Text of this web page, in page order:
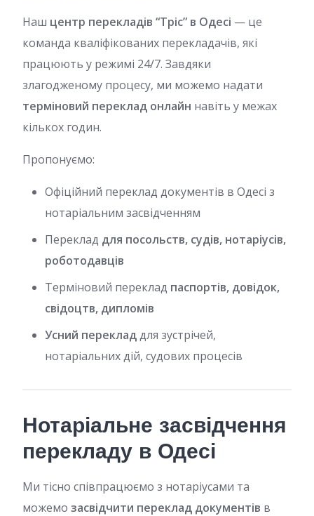
Наш центр перекладів “Тріс” в Одесі — це
команда кваліфікованих перекладачів, які
працюють у режимі 24/7. Завдяки
злагодженому процесу, ми можемо надати
терміновий переклад онлайн навіть у межах
кількох годин.
Пропонуємо:
Офіційний переклад документів в Одесі з
нотаріальним засвідченням
Переклад для посольств, судів, нотаріусів,
роботодавців
Терміновий переклад паспортів, довідок,
свідоцтв, дипломів
Усний перекладдля зустрічей,
нотаріальних дій, судових процесів
Нотаріальне засвідчення
перекладу в Одесі
Ми тісно співпрацюємо з нотаріусами та
можемо засвідчити переклад документів в